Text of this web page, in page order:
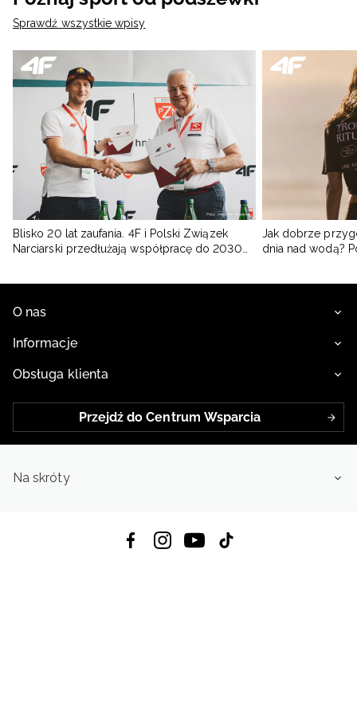
Sprawdź wszystkie wpisy
Blisko 20 lat zaufania. 4F i Polski Związek
Narciarski przedłużają współpracę do 2030
Jak dobrze
dnia nad wodą?
O nas
Informacje
Obsługa klienta
Przejdź do Centrum Wsparcia
Na skróty